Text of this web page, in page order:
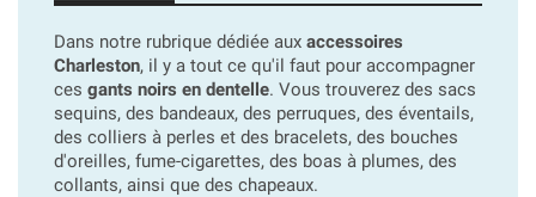
Dans notre rubrique dédiée aux accessoires
Charleston, il y a tout ce qu'il faut pour accompagner
ces gants noirs en dentelle. Vous trouverez des sacs
sequins, des bandeaux, des perruques, des éventails,
des colliers à perles et des bracelets, des bouches
d'oreilles, fume-cigarettes, des boas à plumes, des
collants, ainsi que des chapeaux.